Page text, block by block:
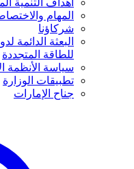
أهداف التنمية
المهام
شركاؤنا
البعثة الدائمة
للطاقة المتجددة
سياسة الأنظمة
تطبيقات الوزارة
جناح الإمارات